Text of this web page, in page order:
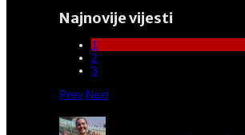
Najnovije vijesti
1
2
3
Prev Next